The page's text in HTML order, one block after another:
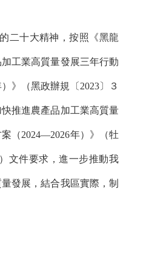
二十大精神，按照《黑龍
工業高質量發展三年行動
》（黑政辦規〔2023〕３
推進農產品加工業高質量
（2024—2026年）》（牡
文件要求，進一步推動我
發展，結合我區實際，制